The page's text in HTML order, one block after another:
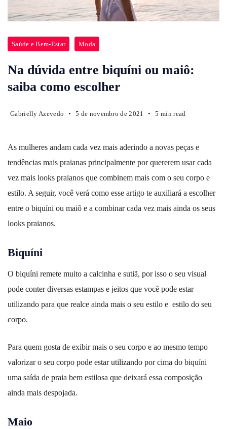
Saúde e Bem-Estar Moda
Na dúvida entre biquíni ou maiô:
saiba como escolher
Gabrielly Azevedo 5 de novembro de 2021 5 min read
As mulheres andam cada vez mais aderindo a novas peças e
tendências mais praianas principalmente por quererem usar cada
vez mais looks praianos que combinem mais com o seu corpo e
estilo. A seguir, você verá como esse artigo te auxiliará a escolher
entre o biquíni ou maiô e a combinar cada vez mais ainda os seus
looks praianos.
Biquíni
O biquíni remete muito a calcinha e sutiã, por isso o seu visual
pode conter diversas estampas e jeitos que você pode estar
utilizando para que realce ainda mais o seu estilo e estilo do seu
corpo.
Para quem gosta de exibir mais o seu corpo e ao mesmo tempo
valorizar o seu corpo pode estar utilizando por cima do biquíni
uma saída de praia bem estilosa que deixará essa composição
ainda mais despojada.
Maio